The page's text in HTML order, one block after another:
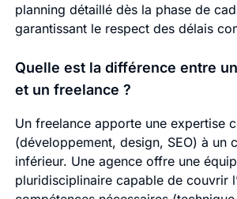
planning détaillé dès la phase de
garantissant le respect des délais
Quelle est la différence entre
et un freelance ?
Un freelance apporte une expertise
(développement, design, SEO) à un
inférieur. Une agence offre une
pluridisciplinaire capable de couvrir